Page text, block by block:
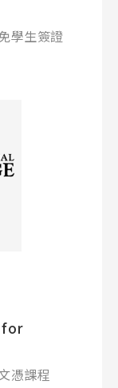
學生簽證
for
憑課程